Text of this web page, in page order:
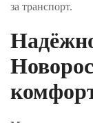
за транспорт.